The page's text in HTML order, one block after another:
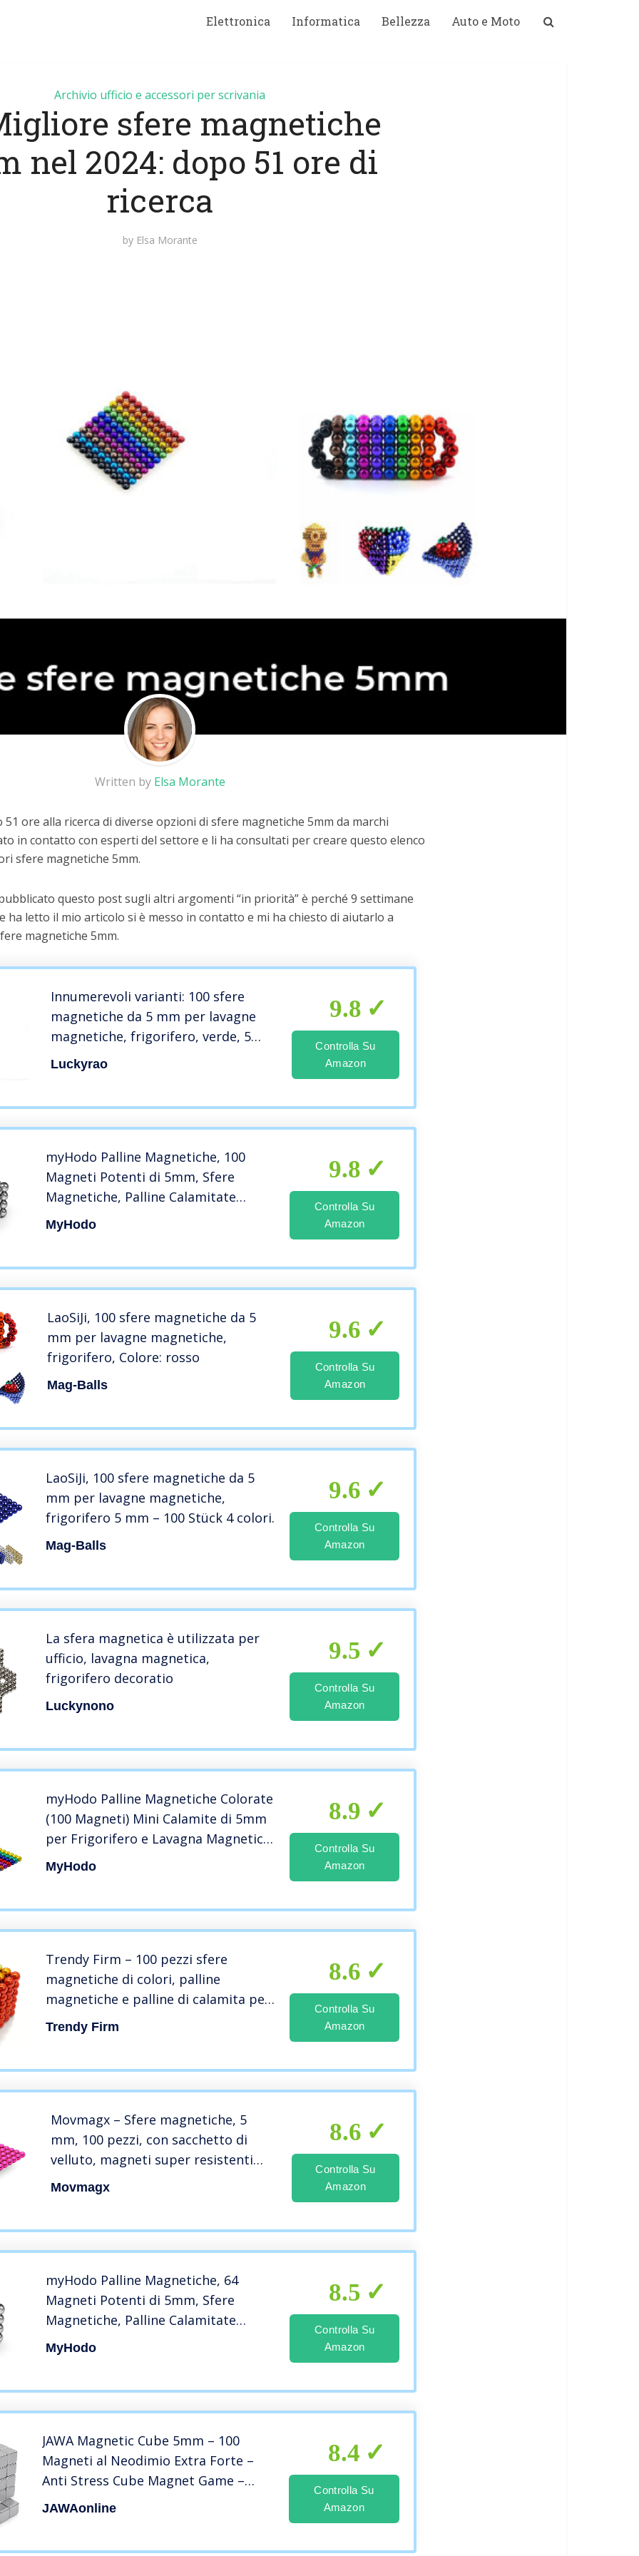
Elettronica Informatica Bellezza Auto e Moto
Archivio ufficio e accessori per scrivania
sfere magnetiche
nel 2024: dopo 51 ore di
ricerca
by Elsa Morante
Written by Elsa Morante
ore alla ricerca di diverse opzioni di sfere magnetiche 5mm da marchi
in contatto con esperti del settore e li ha consultati per creare questo elenco
sfere magnetiche 5mm.
questo post sugli altri argomenti “in priorità” è perché 9 settimane
ha letto il mio articolo si è messo in contatto e mi ha chiesto di aiutarlo a
magnetiche 5mm.
Innumerevoli varianti: 100 sfere
magnetiche da 5 mm per lavagne
magnetiche, frigorifero, verde, 5
mm (10 colour)
Luckyrao
9.8
Controlla Su
Amazon
myHodo Palline Magnetiche, 100
Magneti Potenti di 5mm, Sfere
Magnetiche, Palline Calamitate
Antistress, Costruzioni Magnetiche
3D Magnetic Balls, Calamite per
MyHodo
9.8
Controlla Su
Amazon
LaoSiJi, 100 sfere magnetiche da 5
mm per lavagne magnetiche,
frigorifero, Colore: rosso
Mag-Balls
9.6
Controlla Su
Amazon
LaoSiJi, 100 sfere magnetiche da 5
mm per lavagne magnetiche,
frigorifero 5 mm – 100 Stück 4 colori.
Mag-Balls
9.6
Controlla Su
Amazon
La sfera magnetica è utilizzata per
ufficio, lavagna magnetica,
frigorifero decoratio
Luckynono
9.5
Controlla Su
Amazon
myHodo Palline Magnetiche Colorate
(100 Magneti) Mini Calamite di 5mm
per Frigorifero e Lavagna Magnetica,
Sfere Magnetiche Antistress, Gadget
Strani, Magnetic Balls, Palline
MyHodo
8.9
Controlla Su
Amazon
Trendy Firm – 100 pezzi sfere
magnetiche di colori, palline
magnetiche e palline di calamita per
lavagna frigo costruzioni e figure
creative Puzzle 3D antistres
Trendy Firm
8.6
Controlla Su
Amazon
Movmagx – Sfere magnetiche, 5
mm, 100 pezzi, con sacchetto di
velluto, magneti super resistenti
per bacheca, lavagna magnetica,
lavagna bianca e frigorifero, rosa., 5
Movmagx
8.6
Controlla Su
Amazon
myHodo Palline Magnetiche, 64
Magneti Potenti di 5mm, Sfere
Magnetiche, Palline Calamitate
Antistress, Costruzioni Magnetiche
3D, Magnetic Balls, Calamite per
MyHodo
8.5
Controlla Su
Amazon
JAWA Magnetic Cube 5mm – 100
Magneti al Neodimio Extra Forte –
Anti Stress Cube Magnet Game –
Premium Magnetic Cube –
JAWAonline
8.4
Controlla Su
Amazon